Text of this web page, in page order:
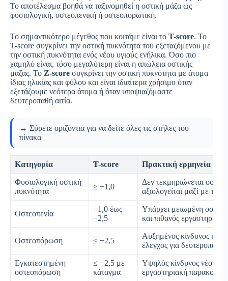
Το αποτέλεσμα βοηθά να ταξινομηθεί η οστική μάζα ως
φυσιολογική, οστεοπενική ή οστεοπορωτική.
Το σημαντικότερο μέγεθος που κοιτάμε είναι το T-score. Το
T-score συγκρίνει την οστική πυκνότητα του εξεταζόμενου με
την οστική πυκνότητα ενός νέου υγιούς ενήλικα. Όσο πιο
χαμηλό είναι, τόσο μεγαλύτερη είναι η απώλεια οστικής
μάζας. Το Z-score συγκρίνει την οστική πυκνότητα με άτομα
ίδιας ηλικίας και φύλου και είναι ιδιαίτερα χρήσιμο όταν
εξετάζουμε νεότερα άτομα ή όταν υποψιαζόμαστε
δευτεροπαθή αιτία.
↔️ Σύρετε οριζόντια για να δείτε όλες τις στήλες του
πίνακα
Κατηγορία T-score Πρακτική ερμηνεία
Φυσιολογική οστική
πυκνότητα
≥ −1,0
Δεν τεκμηριώνεται
αξιολογείται μαζί με το
Οστεοπενία
−1,0 έως
−2,5
Υπάρχει μειωμένη
και πιθανός
Οστεοπόρωση ≤ −2,5
Αυξημένος κίνδυνος
έλεγχος για δευτεροπαθείς
Εγκατεστημένη
οστεοπόρωση
≤ −2,5 με
κάταγμα
Υψηλός κίνδυνος νέου
εργαστηριακή